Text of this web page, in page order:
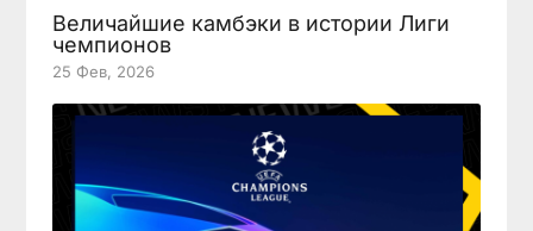
Величайшие камбэки в истории Лиги
чемпионов
25 Фев, 2026